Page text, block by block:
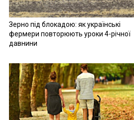
Зерно під блокадою: як українські
фермери повторюють уроки 4-річної
давнини